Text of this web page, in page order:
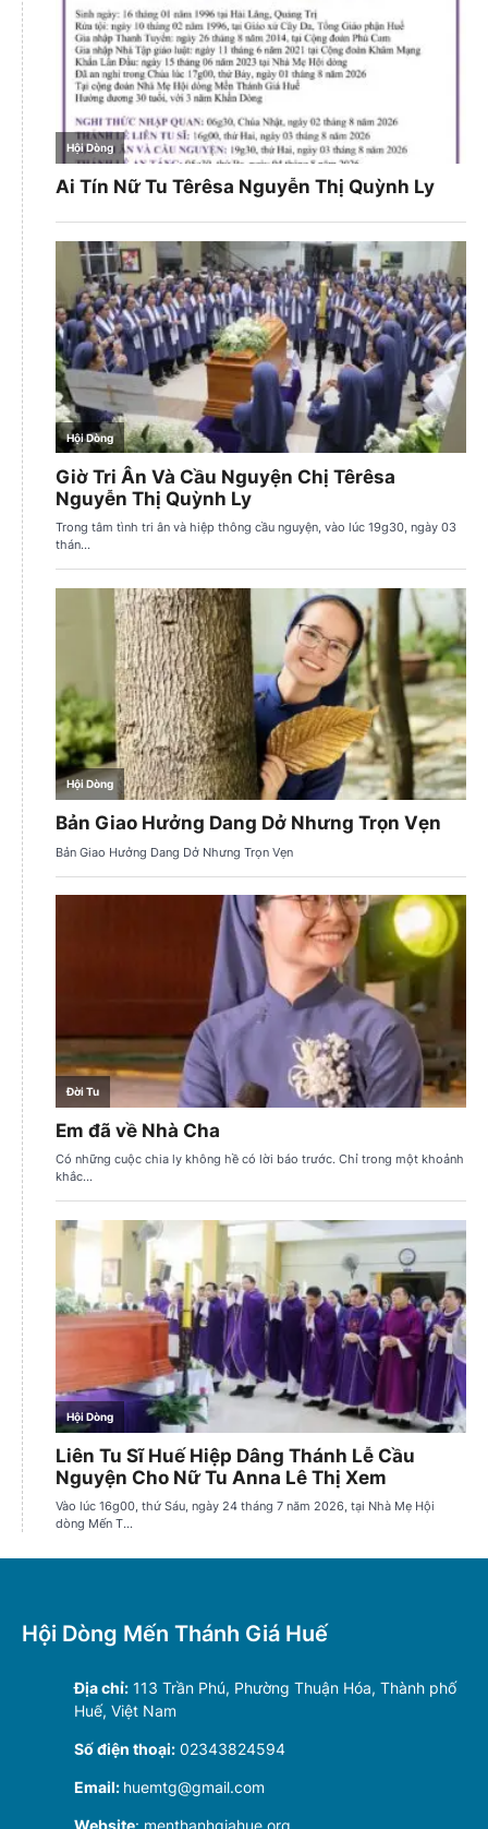
Hội Dòng Mến Thánh Giá Huế
Địa chỉ: 113 Trần Phú, Phường Thuận Hóa, Thành phố
Huế, Việt Nam
Số điện thoại: 02343824594
Email: huemtg@gmail.com